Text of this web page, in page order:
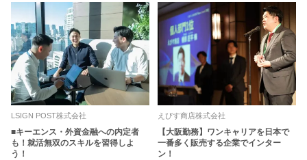
LSIGN POST株式会社
■キーエンス・外資金融への内定者
も！就活無双のスキルを習得しよ
う！
えびす商店株式会社
【大阪勤務】ワンキャリアを日本で
一番多く販売する企業でインター
ン！